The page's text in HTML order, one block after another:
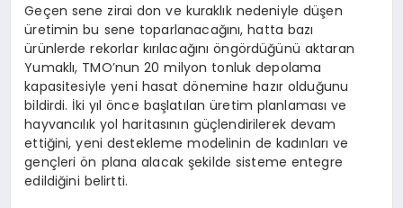
Geçen sene zirai don ve kuraklık nedeniyle düşen
üretimin bu sene toparlanacağını, hatta bazı
ürünlerde rekorlar kırılacağını öngördüğünü aktaran
Yumaklı, TMO’nun 20 milyon tonluk depolama
kapasitesiyle yeni hasat dönemine hazır olduğunu
bildirdi. İki yıl önce başlatılan üretim planlaması ve
hayvancılık yol haritasının güçlendirilerek devam
ettiğini, yeni destekleme modelinin de kadınları ve
gençleri ön plana alacak şekilde sisteme entegre
edildiğini belirtti.